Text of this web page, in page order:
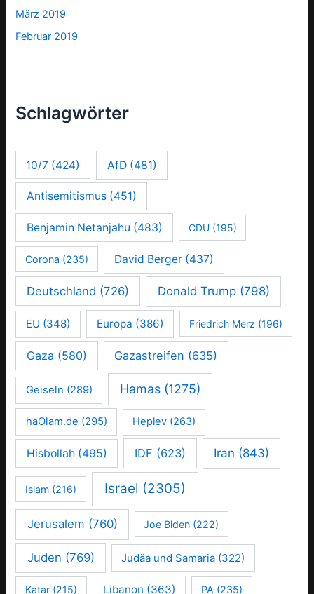
März 2019
Februar 2019
Schlagwörter
10/7 (424) AfD(481)
Antisemitismus(451)
Benjamin Netanjahu (483) CDU(195)
Corona (235) David Berger (437)
Deutschland (726) Donald Trump(798)
EU (348) Europa (386) Friedrich Merz (196)
Gaza (580) Gazastreifen (635)
Geiseln (289) Hamas (1275)
haOlam.de (295) Heplev (263)
Hisbollah(495) IDF (623) Iran (843)
Islam (216) Israel (2305)
Jerusalem (760) Joe Biden (222)
Juden (769) Judäa und Samaria (322)
Katar (215) Libanon (363) PA (235)